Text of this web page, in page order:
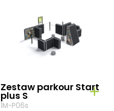
Zestaw parkour Start
plus S
1M-P06s